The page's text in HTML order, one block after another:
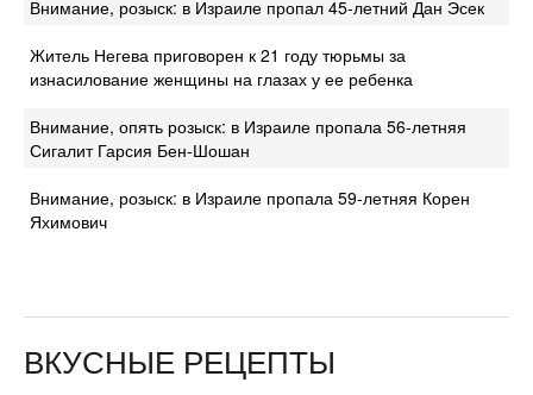
Внимание, розыск: в Израиле пропал 45-летний Дан Эсек
Житель Негева приговорен к 21 году тюрьмы за
изнасилование женщины на глазах у ее ребенка
Внимание, опять розыск: в Израиле пропала 56-летняя
Сигалит Гарсия Бен-Шошан
Внимание, розыск: в Израиле пропала 59-летняя Корен
Яхимович
ВКУСНЫЕ РЕЦЕПТЫ